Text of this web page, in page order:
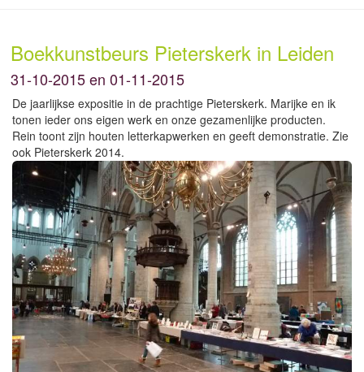
Boekkunstbeurs Pieterskerk in Leiden
31-10-2015 en 01-11-2015
De jaarlijkse expositie in de prachtige Pieterskerk. Marijke en ik
tonen ieder ons eigen werk en onze gezamenlijke producten.
Rein toont zijn houten letterkapwerken en geeft demonstratie. Zie
ook Pieterskerk 2014.